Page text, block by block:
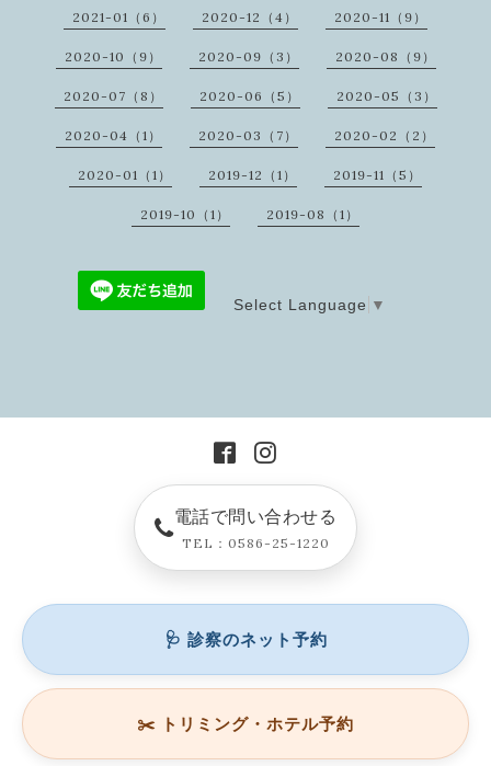
2021-01（6） 2020-12（4） 2020-11（9）
2020-10（9） 2020-09（3） 2020-08（9）
2020-07（8） 2020-06（5） 2020-05（3）
2020-04（1） 2020-03（7） 2020-02（2）
2020-01（1） 2019-12（1） 2019-11（5）
2019-10（1） 2019-08（1）
Select Language ▼
電話で問い合わせる
TEL：0586-25-1220
🩺 診察のネット予約
✂️ トリミング・ホテル予約